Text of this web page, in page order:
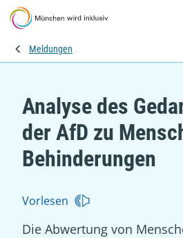
Meldungen
Analyse des
der AfD zu
Behinderungen
Vorlesen
Die Abwertung von